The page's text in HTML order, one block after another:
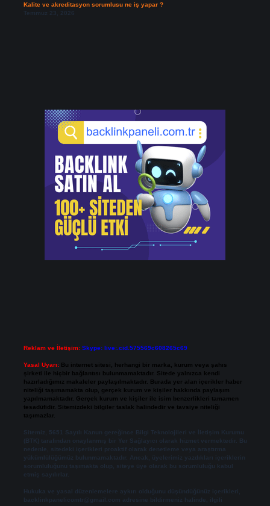
Kalite ve akreditasyon sorumlusu ne iş yapar ?
Temmuz 23, 2026
Reklam ve İletişim: Skype: live:.cid.575569c608265c69
Yasal Uyarı: Bu internet sitesi, herhangi bir marka, kurum veya şahıs
şirketi ile hiçbir bağlantısı bulunmamaktadır. Sitede yalnızca kendi
hazırladığımız makaleler paylaşılmaktadır. Burada yer alan içerikler haber
niteliği taşımamakta olup, gerçek kurum ve kişiler hakkında paylaşım
yapılmamaktadır. Gerçek kurum ve kişiler ile isim benzerlikleri tamamen
tesadüfidir. Sitemizdeki bilgiler taslak halindedir ve tavsiye niteliği
taşımazlar.
Sitemiz, 5651 Sayılı Kanun gereğince Bilgi Teknolojileri ve İletişim Kurumu
(BTK) tarafından onaylanmış bir Yer Sağlayıcı olarak hizmet vermektedir. Bu
nedenle, sitedeki içerikleri proaktif olarak denetleme veya araştırma
yükümlülüğümüz bulunmamaktadır. Ancak, üyelerimiz yazdıkları içeriklerin
sorumluluğunu taşımakta olup, siteye üye olarak bu sorumluluğu kabul
etmiş sayılırlar.
Hukuka ve yasal düzenlemelere aykırı olduğunu düşündüğünüz içerikleri,
backlinkpanelicomtr@gmail.com adresine bildirmeniz halinde, ilgili